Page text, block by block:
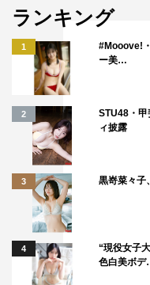
ランキング
1
#Mooove!
ー美…
2
STU48・甲
ィ披露
3 黒嵜菜々子
4
“現役女子
色白美ボ